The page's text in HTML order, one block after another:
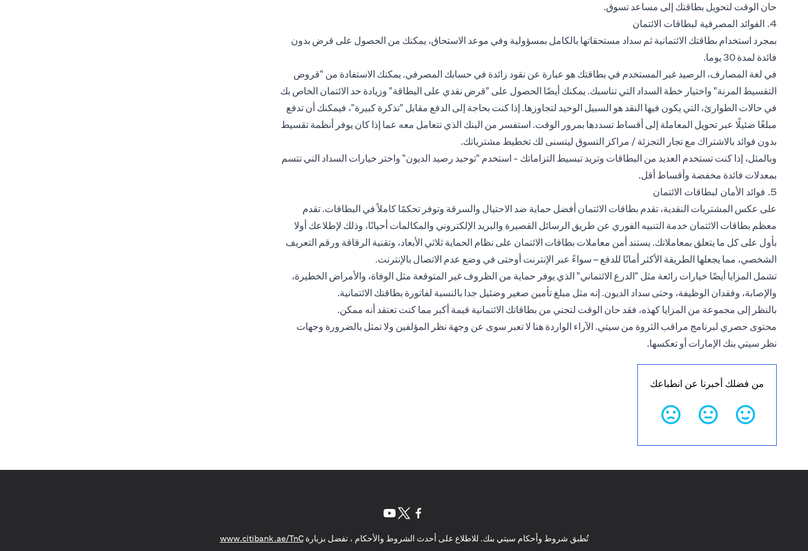
حان الوقت لتحويل بطاقتك إلى مساعد تسوق.
4. الفوائد المصرفية لبطاقات الائتمان
بمجرد استخدام بطاقتك الائتمانية ثم سداد مستحقاتها بالكامل بمسؤولية وفي موعد الاستحاق، يمكنك من الحصول على قرض بدون
فائدة لمدة 30 يوما.
في لغة المصارف، الرصيد غير المستخدم في بطاقتك هو عبارة عن نقود زائدة في حسابك المصرفي. يمكنك الاستفادة من "قروض
التقسيط المرنة" واختيار خطة السداد التي تناسبك. يمكنك أيضًا الحصول على "قرض نقدي على البطاقة" وزيادة حد الائتمان الخاص بك
في حالات الطوارئ، التي يكون فيها النقد هو السبيل الوحيد لتجاوزها. إذا كنت بحاجة إلى الدفع مقابل "تذكرة كبيرة"، فيمكنك أن تدفع
مبلغًا ضئيلًا عبر تحويل المعاملة إلى أقساط تسددها بمرور الوقت. استفسر من البنك الذي تتعامل معه عما إذا كان يوفر أنظمة تقسيط
بدون فوائد بالاشتراك مع تجار التجزئة / مراكز التسوق ليتسنى لك تخطيط مشترياتك.
وبالمثل، إذا كنت تستخدم العديد من البطاقات وتريد تبسيط التزاماتك - استخدم "توحيد رصيد الديون" واختر خيارات السداد الني تتسم
بمعدلات فائدة مخفضة وأقساط أقل.
5. فوائد الأمان لبطاقات الائتمان
على عكس المشتريات النقدية، تقدم بطاقات الائتمان أفضل حماية ضد الاحتيال والسرقة وتوفر تحكمًا كاملاً في البطاقات. تقدم
معظم بطاقات الائتمان خدمة التنبيه الفوري عن طريق الرسائل القصيرة والبريد الإلكتروني والمكالمات أحيانًا، وذلك لإطلاعك أولا
بأول على كل ما يتعلق بمعاملاتك. يستند أمن معاملات بطاقات الائتمان على نظام الحماية ثلاثي الأبعاد، وتقنية الرقاقة ورقم التعريف
الشخصي، مما يجعلها الطريقة الأكثر أمانًا للدفع – سواءً عبر الإنترنت أوحتى في وضع عدم الاتصال بالإنترنت.
تشمل المزايا أيضًا خيارات رائعة مثل "الدرع الائتماني" الذي يوفر حماية من الظروف غير المتوقعة مثل الوفاة، والأمراض الخطيرة،
والإصابة، وفقدان الوظيفة، وحتى سداد الديون. إنه مثل مبلغ تأمين صغير وضئيل جدا بالنسبة لفاتورة بطاقتك الائتمانية.
بالنظر إلى مجموعة من المزايا كهذه، فقد حان الوقت لتجني من بطاقاتك الائتمانية قيمة أكبر مما كنت تعتقد أنه ممكن.
محتوى حصري لبرنامج مراقب الثروة من سيتي. الآراء الواردة هنا لا تعبر سوى عن وجهة نظر المؤلفين ولا تمثل بالضرورة وجهات
نظر سيتي بنك الإمارات أو تعكسها.
من فضلك أخبرنا عن انطباعك
تُطبق شروط وأحكام سيتي بنك. للاطلاع على أحدث الشروط والأحكام ، تفضل بزيارةwww.citibank.ae/TnC
opens in a new tab